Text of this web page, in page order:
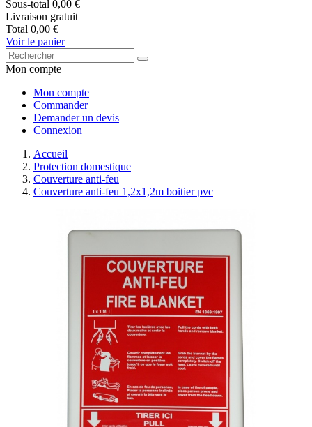
Sous-total 0,00 €
Livraison gratuit
Total 0,00 €
Voir le panier
Mon compte
Mon compte
Commander
Demander un devis
Connexion
Accueil
Protection domestique
Couverture anti-feu
Couverture anti-feu 1,2x1,2m boitier pvc